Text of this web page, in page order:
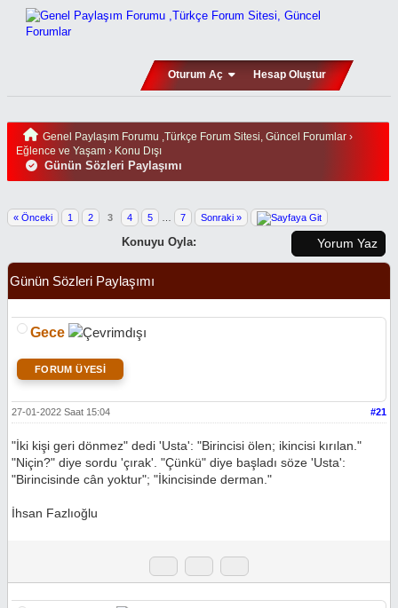
Oturum Aç Hesap Oluştur
Genel Paylaşım Forumu ,Türkçe Forum Sitesi, Güncel Forumlar ›
Eğlence ve Yaşam › Konu Dışı
Günün Sözleri Paylaşımı
« Önceki 1 2 3 4 5 7 Sonraki »
Yorum Yaz
Konuyu Oyla:
Günün Sözleri Paylaşımı
Gece
FORUM ÜYESİ
#21
27-01-2022 Saat 15:04
"İki kişi geri dönmez" dedi 'Usta': "Birincisi ölen; ikincisi kırılan."
"Niçin?" diye sordu 'çırak'. "Çünkü" diye başladı söze 'Usta':
"Birincisinde cân yoktur"; "İkincisinde derman."
İhsan Fazlıoğlu